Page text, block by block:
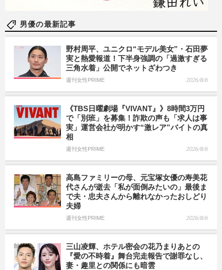
男優の最新記事
野村周平、ユニクロ“モデル美女”・石田夢
実と熱愛報道！下半身強調の「過激すぎる
三角水着」公開でネットざわつき
週刊女性PRIME 2026/8/6
《TBS日曜劇場『VIVANT』》8時間3万円
で「別班」を募集！詐欺の声も「求人は事
実」運営会社が明かす“激レア”バイトの真
相
週刊女性PRIME 2026/8/6
高島ファミリーの母、元宝塚女優の寿美花
代さんが逝去「私が面倒みたいの」最後ま
で夫・忠夫さんから離れなかったおしどり
夫婦
週刊女性PRIME 2026/8/6
三山凌輝、ホテル密会の花乃まりあとの
『愛の不時着』舞台完走報告で謝罪なし、
妻・趣里との関係にも暗雲